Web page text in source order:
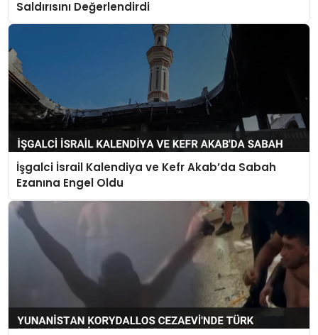
Saldırısını Değerlendirdi
İşgalci İsrail Kalendiya ve Kefr Akab’da Sabah
Ezanına Engel Oldu